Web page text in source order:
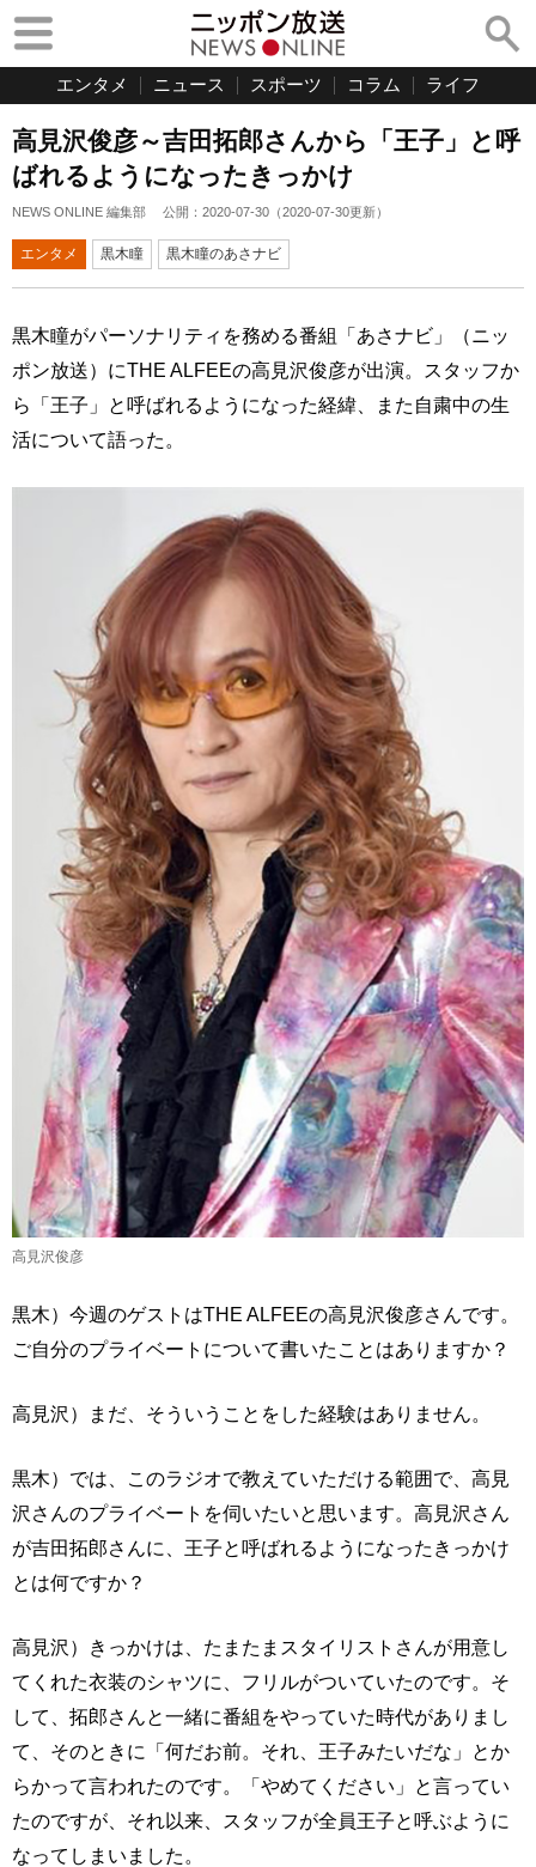
エンタメ ニュース スポーツ コラム ライフ
高見沢俊彦～吉田拓郎さんから「王子」と呼
ばれるようになったきっかけ
NEWS ONLINE 編集部 公開： 2020-07-30 （2020-07-30更新）
エンタメ 黒木瞳 黒木瞳のあさナビ
黒木瞳がパーソナリティを務める番組「あさナビ」（ニッ
ポン放送）にTHE ALFEEの高見沢俊彦が出演。スタッフか
ら「王子」と呼ばれるようになった経緯、また自粛中の生
活について語った。
高見沢俊彦
黒木）今週のゲストはTHE ALFEEの高見沢俊彦さんです。
ご自分のプライベートについて書いたことはありますか？
高見沢）まだ、そういうことをした経験はありません。
黒木）では、このラジオで教えていただける範囲で、高見
沢さんのプライベートを伺いたいと思います。高見沢さん
が吉田拓郎さんに、王子と呼ばれるようになったきっかけ
とは何ですか？
高見沢）きっかけは、たまたまスタイリストさんが用意し
てくれた衣装のシャツに、フリルがついていたのです。そ
して、拓郎さんと一緒に番組をやっていた時代がありまし
て、そのときに「何だお前。それ、王子みたいだな」とか
らかって言われたのです。「やめてください」と言ってい
たのですが、それ以来、スタッフが全員王子と呼ぶように
なってしまいました。